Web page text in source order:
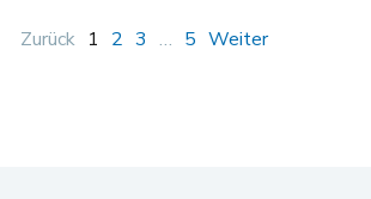
Zurück 1 2 3 … 5 Weiter